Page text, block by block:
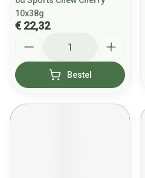
10x38g
€ 22,32
Bestel